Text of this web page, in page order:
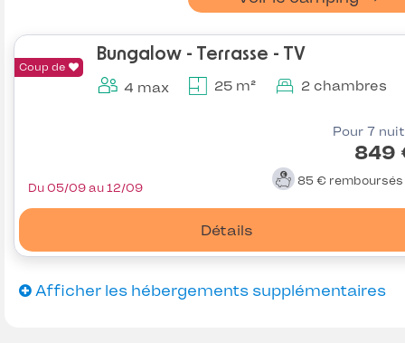
Coup de
Bungalow - Terrasse - TV
4 max 25 m² 2 chambres
Pour 7
849
85 € remboursés
Détails
Du 05/09 au 12/09
Afficher les hébergements supplémentaires